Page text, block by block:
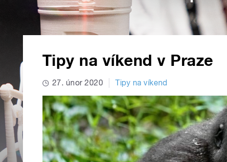
Tipy na víkend v Praze
27. únor 2020 Tipy na víkend